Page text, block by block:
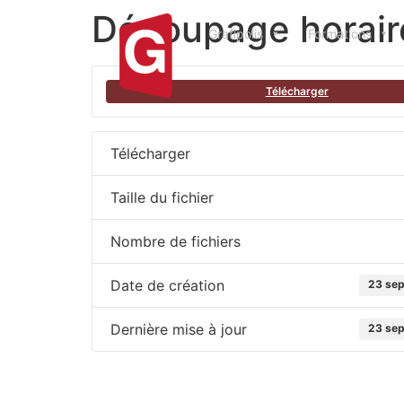
Grafipolis Formations
Découpage
Télécharger
Télécharger
Taille du fichier
Nombre de fichiers
Date de création 23
Dernière mise à jour 23